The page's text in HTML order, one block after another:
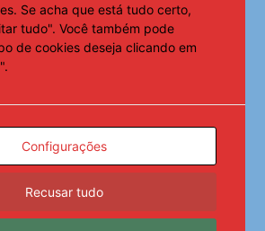
Prefeito Allan de Jesus anuncia
retomada das obras da UBS de Salinas
– AMA
Se acha que está tudo certo,
tudo". Você também pode
de cookies deseja clicando em
Configurações
Recusar tudo